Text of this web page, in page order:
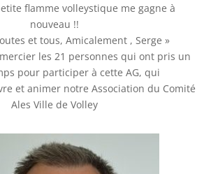
flamme volleystique me gagne à
nouveau !!
et tous, Amicalement , Serge »
les 21 personnes qui ont pris un
pour participer à cette AG, qui
et animer notre Association du Comité
Ales Ville de Volley